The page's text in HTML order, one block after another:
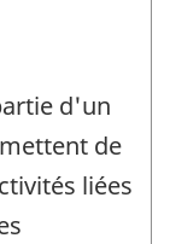
d'un
de
liées